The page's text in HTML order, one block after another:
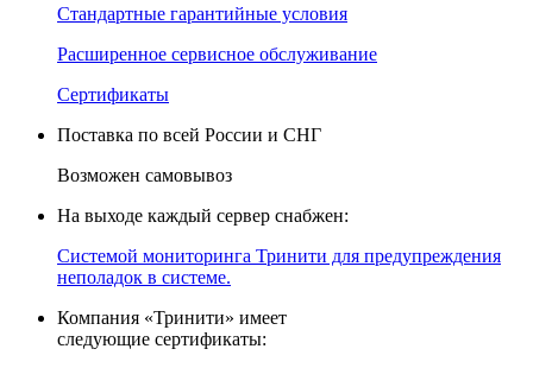
Стандартные гарантийные условия
Расширенное сервисное обслуживание
Сертификаты
Поставка по всей России и СНГ
Возможен самовывоз
На выходе каждый сервер снабжен:
Системой мониторинга Тринити для предупреждения
неполадок в системе.
Компания «Тринити» имеет
следующие сертификаты: